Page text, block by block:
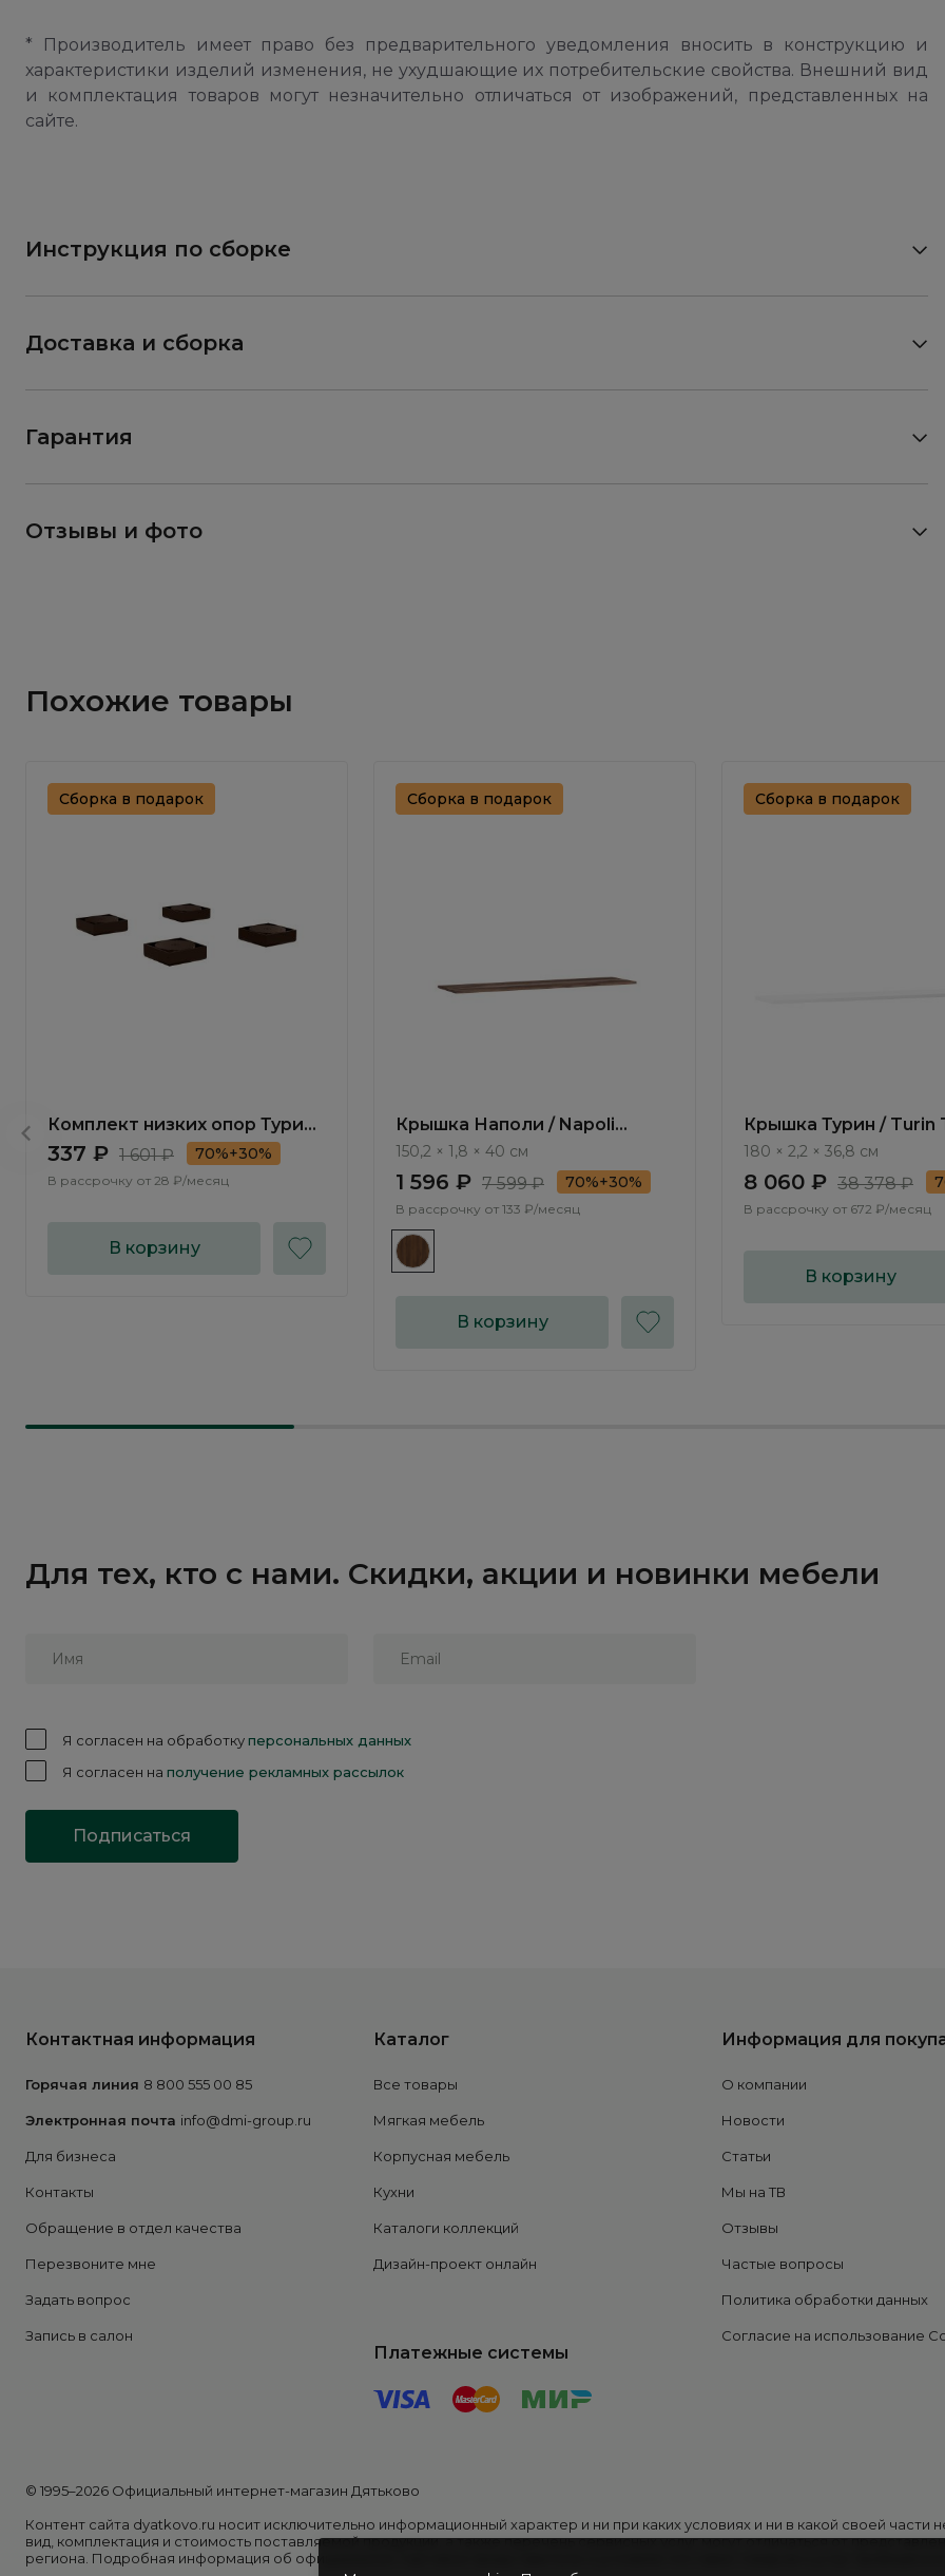
* Производитель имеет право без предварительного уведомления вносить в конструкцию и
характеристики изделий изменения, не ухудшающие их потребительские свойства. Внешний вид
и комплектация товаров могут незначительно отличаться от изображений, представленных на
сайте.
Инструкция по сборке
Доставка и сборка
Гарантия
Отзывы и фото
Похожие товары
Сборка в подарок
Комплект низких опор Турин /
Turin TR0471.0
337 ₽ 1 601 ₽ 70%+30%
В рассрочку от 28 ₽/месяц
В корзину
Сборка в подарок
Крышка Наполи / Napoli
NP022.4
150,2 × 1,8 × 40 см
1 596 ₽ 7 599 ₽ 70%+30%
В рассрочку от 133 ₽/месяц
В корзину
Сборка в подарок
Крышка Турин / Turin
180 × 2,2 × 36,8 см
8 060 ₽ 38 378 ₽
В рассрочку от 672 ₽/месяц
В корзину
Для тех, кто с нами. Скидки, акции и новинки мебели
Я согласен на обработкуперсональных данных
Я согласен на получение рекламных рассылок
Подписаться
Контактная информация
Горячая линия 8 800 555 00 85
Электронная почта info@dmi-group.ru
Для бизнеса
Контакты
Обращение в отдел качества
Перезвоните мне
Задать вопрос
Запись в салон
Каталог
Все товары
Мягкая мебель
Корпусная мебель
Кухни
Каталоги коллекций
Дизайн-проект онлайн
Платежные системы
Информация для
О компании
Новости
Статьи
Мы на ТВ
Отзывы
Частые вопросы
Политика обработки данных
Согласие на использование
© 1995–2026 Официальный интернет-магазин Дятьково
Контент сайта dyatkovo.ru носит исключительно информационный характер и ни при каких условиях и ни в какой своей
вид, комплектация и стоимость поставляемой продукции, а также перечень сервисных услуг могут отличаться от
региона. Подробная информация об официальном торговом представителе и условиях поставки товаров и услуг приведена